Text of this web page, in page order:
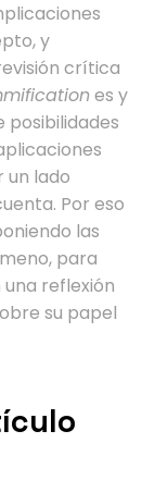
y
crítica
es y
posibilidades
un lado
Por eso
las
para
reflexión
su papel